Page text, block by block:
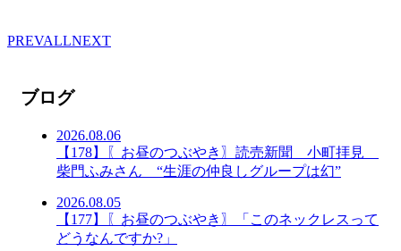
PREVALLNEXT
ブログ
2026.08.06
【178】〖お昼のつぶやき〗読売新聞 小町拝見
柴門ふみさん “生涯の仲良しグループは幻”
2026.08.05
【177】〖お昼のつぶやき〗「このネックレスって
どうなんですか?」